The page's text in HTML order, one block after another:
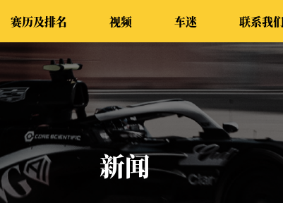
赛历及排名 视频 车迷 联系我
新闻